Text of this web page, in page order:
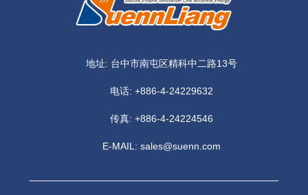
地址: 台中市南屯区精科中二路13号
电话:+886-4-24229632
传真: +886-4-24224546
E-MAIL:sales@suenn.com